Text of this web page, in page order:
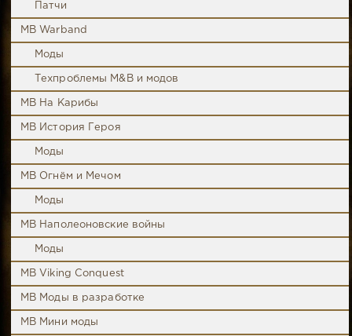
Патчи
MB Warband
Моды
Техпроблемы M&B и модов
MB На Карибы
MB История Героя
Моды
MB Огнём и Мечом
Моды
MB Наполеоновские войны
Моды
MB Viking Conquest
MB Моды в разработке
MB Мини моды